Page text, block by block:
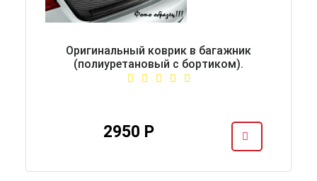
Оригинальный коврик в багажник
(полиуретановый с бортиком).
2950 Р